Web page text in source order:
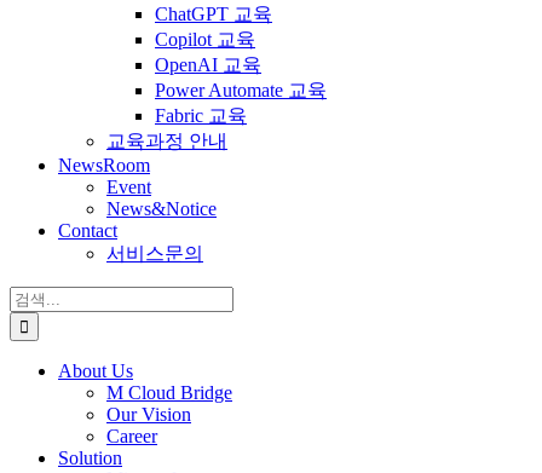
ChatGPT 교육
Copilot 교육
OpenAI 교육
Power Automate 교육
Fabric 교육
교육과정 안내
NewsRoom
Event
News&Notice
Contact
서비스문의
검
색:
About Us
M Cloud Bridge
Our Vision
Career
Solution